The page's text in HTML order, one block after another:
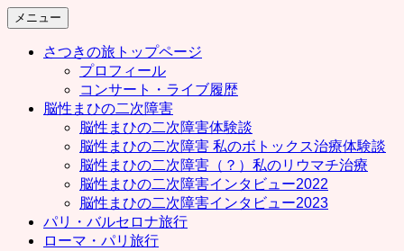
コ
ン
メニュー
さつきの旅トップページ
プロフィール
コンサート・ライブ履歴
脳性まひの二次障害
脳性まひの二次障害体験談
脳性まひの二次障害 私のボトックス治療体験談
脳性まひの二次障害（？）私のリウマチ治療
脳性まひの二次障害インタビュー2022
脳性まひの二次障害インタビュー2023
パリ・バルセロナ旅行
ローマ・パリ旅行